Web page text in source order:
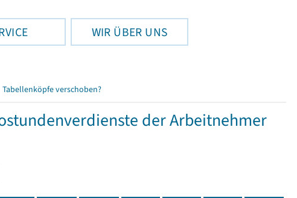
WIR ÜBER UNS
Tabellenköpfe verschoben?
der Arbeitnehmer